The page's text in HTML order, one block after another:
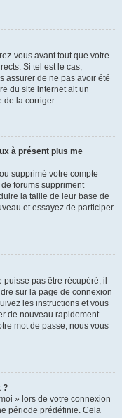
vous avant tout que votre
Si tel est le cas,
assurer de ne pas avoir été
du site internet ait un
de la corriger.
à présent plus me
supprimé votre compte
forums suppriment
la taille de leur base de
et essayez de participer
pas être récupéré, il
sur la page de connexion
les instructions et vous
de nouveau rapidement.
mot de passe, nous vous
?
» lors de votre connexion
période prédéfinie. Cela